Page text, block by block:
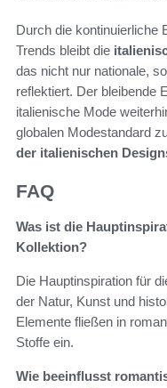
Durch die kontinuierliche
Trends bleibt die
das nicht nur nationale,
reflektiert. Der bleibende
italienische Mode
globalen Modestandard
der italienischen
FAQ
Was ist die
Kollektion?
Die Hauptinspiration für
der Natur, Kunst und
Elemente fließen in
Stoffe ein.
Wie beeinflusst